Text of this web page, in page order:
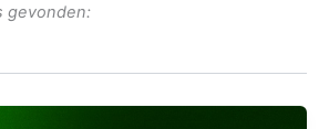
gevonden: